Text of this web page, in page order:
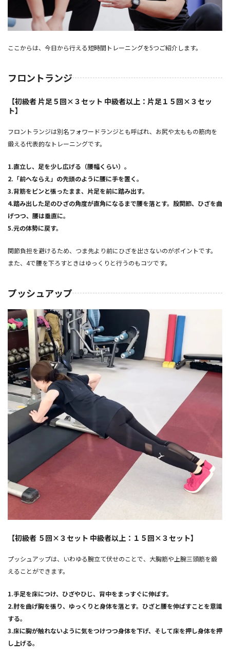
ここからは、今日から行える短時間トレーニングを5つご紹介します。
フロントランジ
【初級者 片足５回×３セット 中級者以上：片足１５回×３セッ
ト】
フロントランジは別名フォワードランジとも呼ばれ、お尻や太ももの筋肉を
鍛える代表的なトレーニングです。
1.直立し、足を少し広げる（腰幅くらい）。
2.「前へならえ」の先頭のように腰に手を置く。
3.背筋をピンと張ったまま、片足を前に踏み出す。
4.踏み出した足のひざの角度が直角になるまで腰を落とす。股関節、ひざを曲
げつつ、腰は垂直に。
5.元の体勢に戻す。
関節負担を避けるため、つま先より前にひざを出さないのがポイントです。
また、4で腰を下ろすときはゆっくりと行うのもコツです。
プッシュアップ
【初級者 ５回×３セット 中級者以上：１５回×３セット】
プッシュアップは、いわゆる腕立て伏せのことで、大胸筋や上腕三頭筋を鍛
えることができます。
1.手足を床につけ、ひざやひじ、背中をまっすぐに伸ばす。
2.肘を曲げ胸を張り、ゆっくりと身体を落とす。ひざと腰を伸ばすことを意識
する。
3.床に胸が触れないように気をつけつつ身体を下げ、そして床を押し身体を押
し上げる。